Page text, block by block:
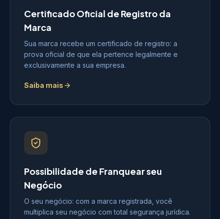
Certificado Oficial de Registro da
Marca
Sua marca recebe um certificado de registro: a
prova oficial de que ela pertence legalmente e
exclusivamente a sua empresa.
Saiba mais
Possibilidade de Franquear seu
Negócio
O seu negócio: com a marca registrada, você
multiplica seu negócio com total segurança jurídica.